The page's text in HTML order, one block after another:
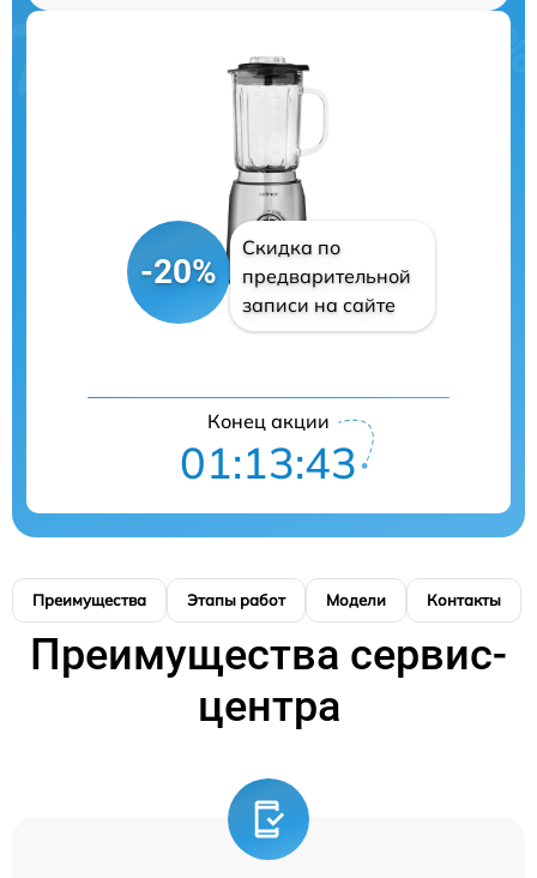
-20%
Скидка по
предварительной
записи на сайте
Конец акции
01:13:43
Преимущества Этапы работ Модели Контакты
Преимущества сервис-
центра